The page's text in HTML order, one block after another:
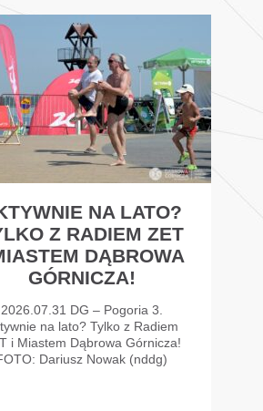
NA LATO?
Z RADIEM ZET
DĄBROWA
GÓRNICZA!
2026.07.31 DG – Pogoria 3.
na lato? Tylko z Radiem
i Miastem Dąbrowa Górnicza!
Dariusz Nowak (nddg)